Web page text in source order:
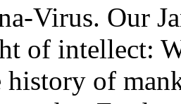
Virus. Our
of intellect:
history of